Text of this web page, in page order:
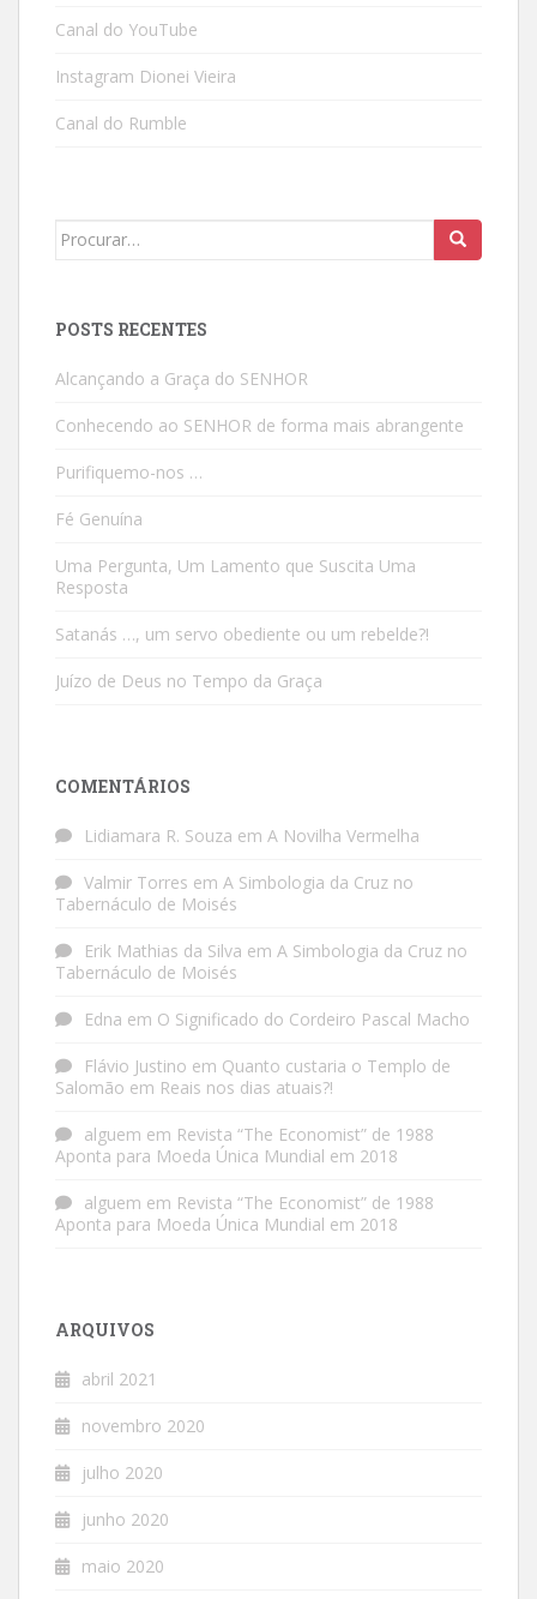
Canal do YouTube
Instagram Dionei Vieira
Canal do Rumble
Search
POSTS RECENTES
Alcançando a Graça do SENHOR
Conhecendo ao SENHOR de forma mais abrangente
Purifiquemo-nos …
Fé Genuína
Uma Pergunta, Um Lamento que Suscita Uma
Resposta
Satanás …, um servo obediente ou um rebelde?!
Juízo de Deus no Tempo da Graça
COMENTÁRIOS
Lidiamara R. Souza em A Novilha Vermelha
Valmir Torres em A Simbologia da Cruz no
Tabernáculo de Moisés
Erik Mathias da Silva em A Simbologia da Cruz no
Tabernáculo de Moisés
Edna em O Significado do Cordeiro Pascal Macho
Flávio Justino em Quanto custaria o Templo de
Salomão em Reais nos dias atuais?!
alguem em Revista “The Economist” de 1988
Aponta para Moeda Única Mundial em 2018
alguem em Revista “The Economist” de 1988
Aponta para Moeda Única Mundial em 2018
ARQUIVOS
abril 2021
novembro 2020
julho 2020
junho 2020
maio 2020